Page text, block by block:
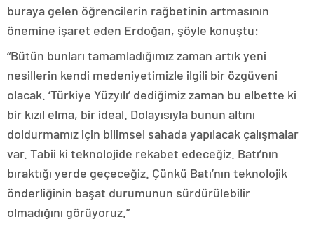
buraya gelen öğrencilerin rağbetinin artmasının
önemine işaret eden Erdoğan, şöyle konuştu:
“Bütün bunları tamamladığımız zaman artık yeni
nesillerin kendi medeniyetimizle ilgili bir özgüveni
olacak. ‘Türkiye Yüzyılı’ dediğimiz zaman bu elbette ki
bir kızıl elma, bir ideal. Dolayısıyla bunun altını
doldurmamız için bilimsel sahada yapılacak çalışmalar
var. Tabii ki teknolojide rekabet edeceğiz. Batı’nın
bıraktığı yerde geçeceğiz. Çünkü Batı’nın teknolojik
önderliğinin başat durumunun sürdürülebilir
olmadığını görüyoruz.”